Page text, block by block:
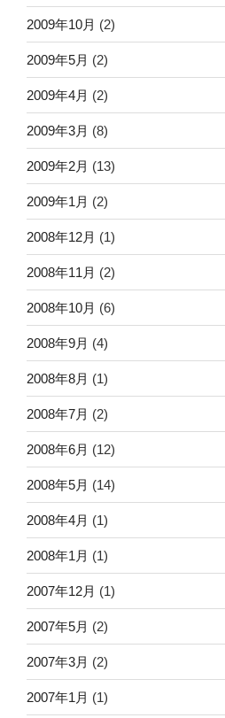
2009年10月 (2)
2009年5月 (2)
2009年4月 (2)
2009年3月 (8)
2009年2月 (13)
2009年1月 (2)
2008年12月 (1)
2008年11月 (2)
2008年10月 (6)
2008年9月 (4)
2008年8月 (1)
2008年7月 (2)
2008年6月 (12)
2008年5月 (14)
2008年4月 (1)
2008年1月 (1)
2007年12月 (1)
2007年5月 (2)
2007年3月 (2)
2007年1月 (1)